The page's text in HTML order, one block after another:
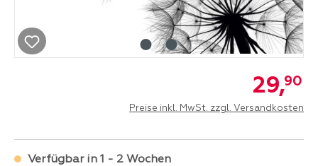
29,90
Preise inkl. MwSt. zzgl. Versandkosten
Verfügbar in 1 - 2 Wochen